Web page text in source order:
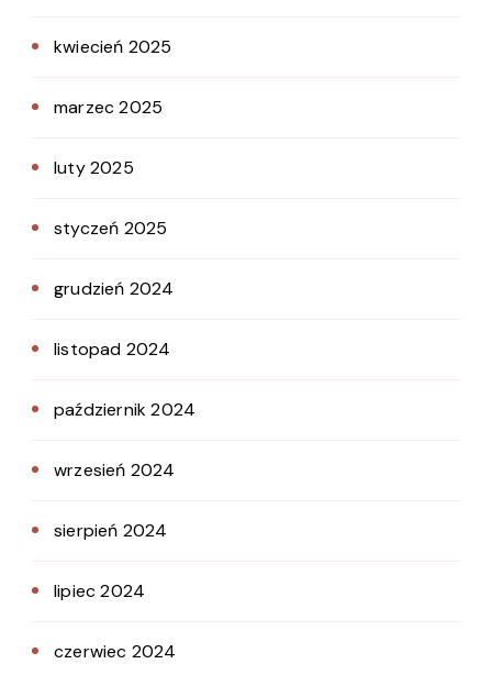
kwiecień 2025
marzec 2025
luty 2025
styczeń 2025
grudzień 2024
listopad 2024
październik 2024
wrzesień 2024
sierpień 2024
lipiec 2024
czerwiec 2024